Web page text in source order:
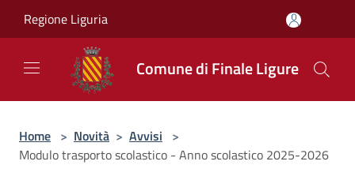
Regione Liguria
Comune di Finale Ligure
Home > Novità > Avvisi >
Modulo trasporto scolastico - Anno scolastico 2025-2026